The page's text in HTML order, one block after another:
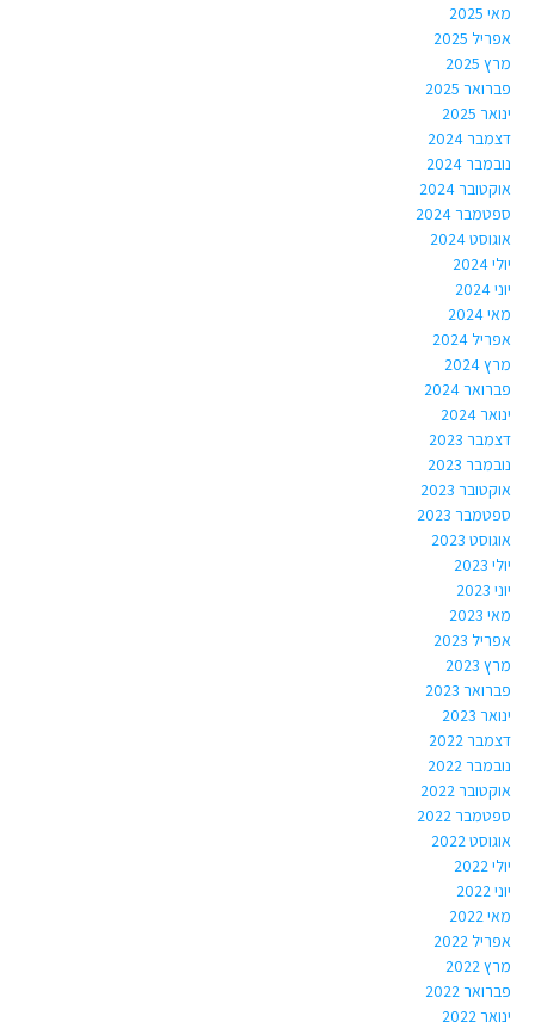
מאי 2025
אפריל 2025
מרץ 2025
פברואר 2025
ינואר 2025
דצמבר 2024
נובמבר 2024
אוקטובר 2024
ספטמבר 2024
אוגוסט 2024
יולי 2024
יוני 2024
מאי 2024
אפריל 2024
מרץ 2024
פברואר 2024
ינואר 2024
דצמבר 2023
נובמבר 2023
אוקטובר 2023
ספטמבר 2023
אוגוסט 2023
יולי 2023
יוני 2023
מאי 2023
אפריל 2023
מרץ 2023
פברואר 2023
ינואר 2023
דצמבר 2022
נובמבר 2022
אוקטובר 2022
ספטמבר 2022
אוגוסט 2022
יולי 2022
יוני 2022
מאי 2022
אפריל 2022
מרץ 2022
פברואר 2022
ינואר 2022